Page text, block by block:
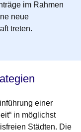
im Rahmen
neue
treten.
einer
in möglichst
Städten. Die